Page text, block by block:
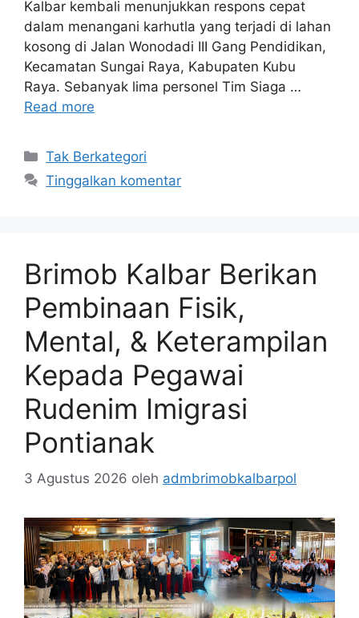
Kalbar kembali menunjukkan respons cepat
dalam menangani karhutla yang terjadi di lahan
kosong di Jalan Wonodadi III Gang Pendidikan,
Kecamatan Sungai Raya, Kabupaten Kubu
Raya. Sebanyak lima personel Tim Siaga …
Read more
Kategori
Tak Berkategori
Tinggalkan komentar
Brimob Kalbar Berikan
Pembinaan Fisik,
Mental, & Keterampilan
Kepada Pegawai
Rudenim Imigrasi
Pontianak
3 Agustus 2026 oleh admbrimobkalbarpol